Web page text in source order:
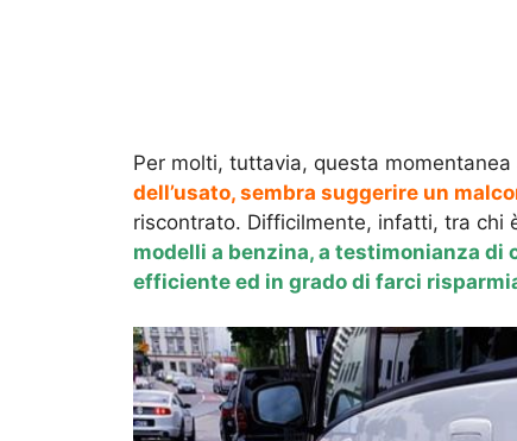
Per molti, tuttavia, questa
dell’usato, sembra suggerire un
riscontrato. Difficilmente, infatti, tra chi
modelli a benzina, a testimonianza
efficiente ed in grado di farci